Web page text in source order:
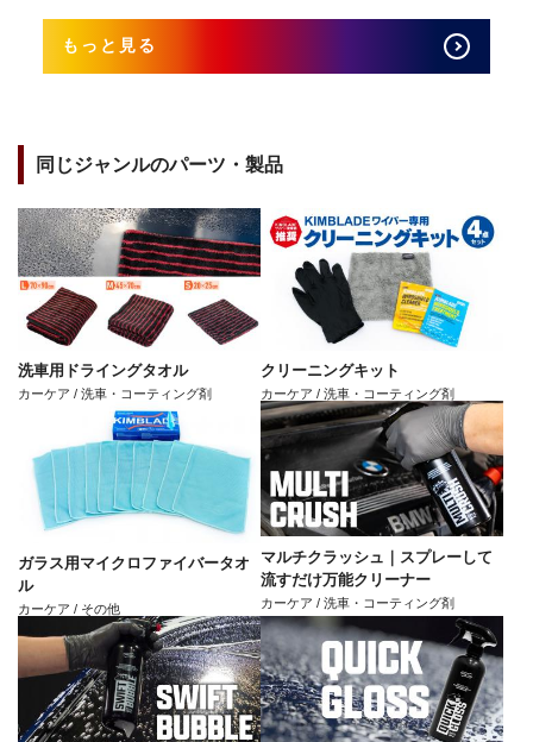
もっと見る
同じジャンルのパーツ・製品
洗車用ドライングタオル
カーケア / 洗車・コーティング剤
クリーニングキット
カーケア / 洗車・コーティング剤
ガラス用マイクロファイバータオ
ル
カーケア / その他
マルチクラッシュ｜スプレーして
流すだけ万能クリーナー
カーケア / 洗車・コーティング剤